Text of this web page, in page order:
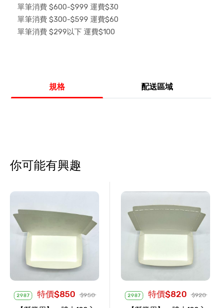
單筆消費 $600-$999 運費$30
單筆消費 $300-$599 運費$60
單筆消費 $299以下 運費$100
規格 配送區域
你可能有興趣
2987 特價$850 $950 2987 特價$820 $920